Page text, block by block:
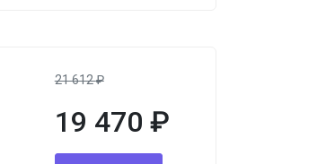
21 612₽
19 470 ₽